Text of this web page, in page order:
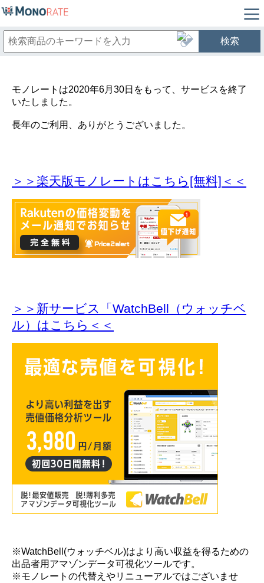
検索
モノレートは2020年6月30日をもって、サービスを終了
いたしました。
長年のご利用、ありがとうございました。
＞＞楽天版モノレートはこちら[無料]＜＜
＞＞新サービス「WatchBell（ウォッチベ
ル）はこちら＜＜
※WatchBell(ウォッチベル)はより高い収益を得るための
出品者用アマゾンデータ可視化ツールです。
※モノレートの代替えやリニューアルではございませ